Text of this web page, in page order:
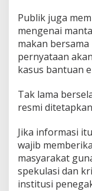
Publik juga
mengenai
makan
pernyataan
kasus bantuan
Tak lama
resmi
Jika informasi
wajib
masyarakat
spekulasi dan
institusi